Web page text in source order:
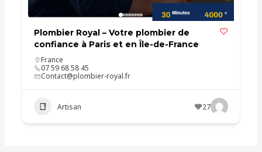
Plombier Royal – Votre plombier de
confiance à Paris et en Île-de-France
France
07 59 68 58 45
Contact@plombier-royal.fr
Artisan 27